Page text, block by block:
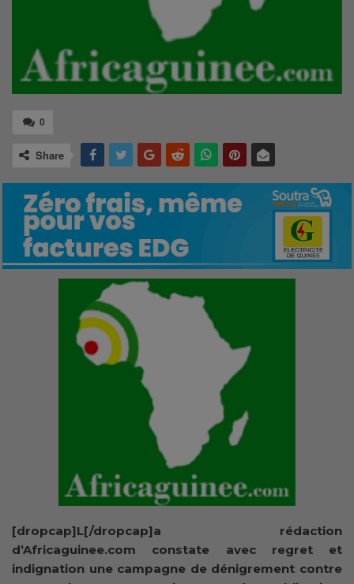
0
Share
[dropcap]L[/dropcap]a rédaction
d’Africaguinee.com constate avec regret et
indignation une campagne de dénigrement contre